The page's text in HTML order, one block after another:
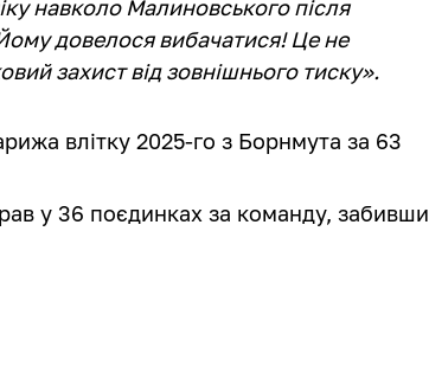
навколо Малиновського після
довелося вибачатися! Це не
захист від зовнішнього тиску».
влітку 2025-го з Борнмута за 63
у 36 поєдинках за команду, забивши